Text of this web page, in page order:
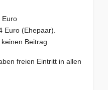
Euro
Euro (Ehepaar).
Beitrag.
freien Eintritt in allen